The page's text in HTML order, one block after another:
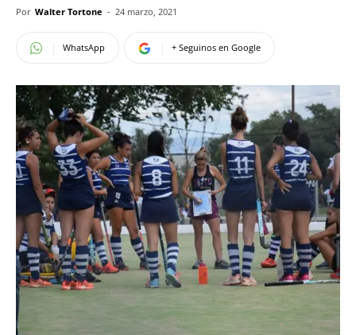
Por Walter Tortone - 24 marzo, 2021
WhatsApp + Seguinos en Google